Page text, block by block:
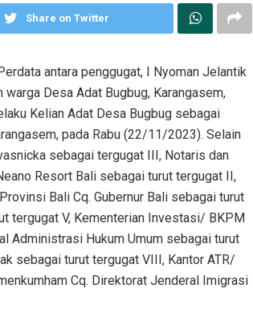
Amlapura, Karangasem, pada Rabu (22/11/2023). (foto: ist)
Share on Twitter
antara penggugat, I Nyoman Jelantik
Desa Adat Bugbug, Karangasem,
Kelian Adat Desa Bugbug sebagai
pada Rabu (22/11/2023). Selain
sebagai tergugat III, Notaris dan
Resort Bali sebagai turut tergugat II,
Bali Cq. Gubernur Bali sebagai turut
tergugat V, Kementerian Investasi/ BKPM
Administrasi Hukum Umum sebagai turut
sebagai turut tergugat VIII, Kantor ATR/
Cq. Direktorat Jenderal Imigrasi